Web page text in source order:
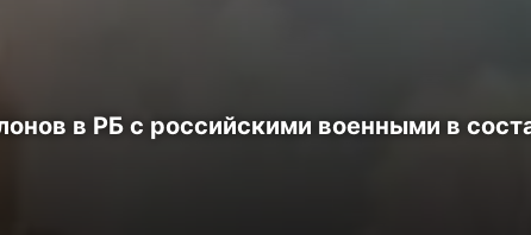
в РБ с российскими военными в